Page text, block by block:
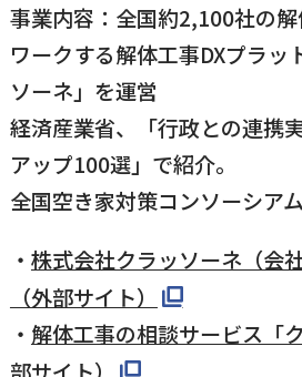
事業内容：全国約2,100社の
ワークする解体工事DXプラッ
ソーネ」を運営
経済産業省、「行政との連携
アップ100選」で紹介。
全国空き家対策コンソーシア
・ 株式会社クラッソーネ（会
（外部サイト）
・ 解体工事の相談サービス「